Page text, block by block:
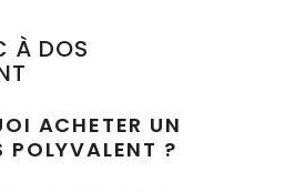
À DOS
ACHETER UN
POLYVALENT ?